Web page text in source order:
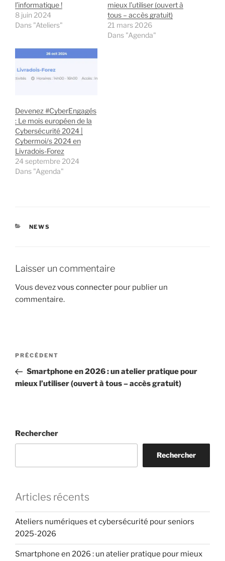
l’informatique !
8 juin 2024
Dans "Ateliers"
mieux l’utiliser (ouvert à
tous – accès gratuit)
21 mars 2026
Dans "Agenda"
Devenez #CyberEngagés
: Le mois européen de la
Cybersécurité 2024 |
Cybermoi/s 2024 en
Livradois-Forez
24 septembre 2024
Dans "Agenda"
CATÉGORIES
NEWS
Laisser un commentaire
Vous devezvous connecter pour publier un
commentaire.
Navigation
l’article
Article
précédent
PRÉCÉDENT
Smartphone en 2026 : un atelier pratique pour
mieux l’utiliser (ouvert à tous – accès gratuit)
Rechercher
Rechercher
Articles récents
Ateliers numériques et cybersécurité pour seniors
2025-2026
Smartphone en 2026 : un atelier pratique pour mieux